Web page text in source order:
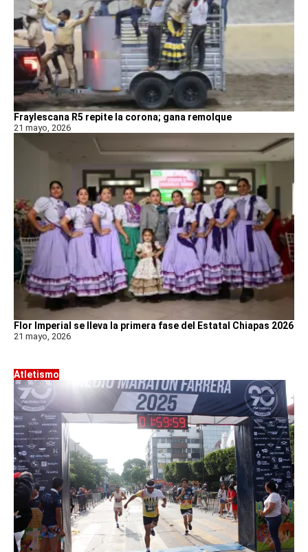
Fraylescana R5 repite la corona; gana remolque
21 mayo, 2026
Flor Imperial se lleva la primera fase del Estatal Chiapas 2026
21 mayo, 2026
Atletismo